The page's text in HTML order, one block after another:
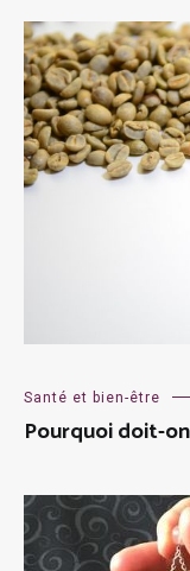
Santé et bien-être
Pourquoi doit-